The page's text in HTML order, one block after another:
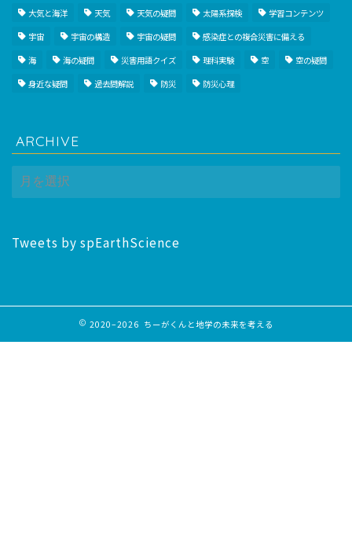
大気と海洋
天気 天気の疑問 太陽系探検
学習コンテンツ
宇宙
宇宙の構造 宇宙の疑問
感染症との複合災害に備える
海
海の疑問 災害用語クイズ 理科実験 空
空の疑問
身近な疑問
過去問解説 防災 防災心理
ARCHIVE
ARCHIVE
Tweets by spEarthScience
2020–2026 ちーがくんと地学の未来を考える